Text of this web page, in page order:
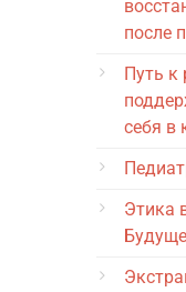
после
Путь к
себя в
Этика